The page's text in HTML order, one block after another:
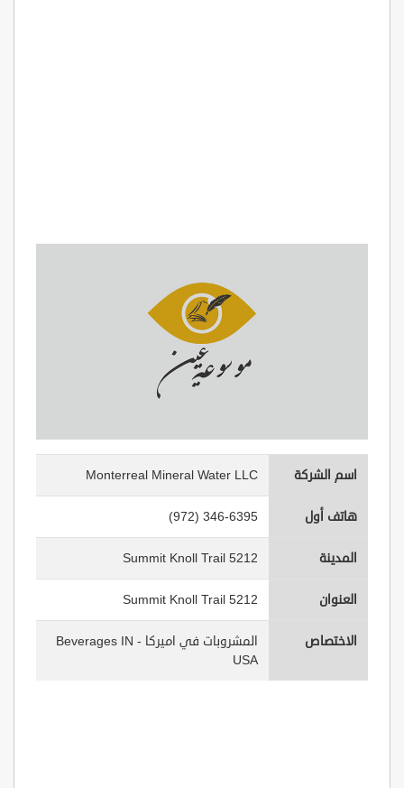
اسم الشركة Monterreal Mineral Water LLC
هاتف أول (972) 346-6395
المدينة 5212 Summit Knoll Trail
العنوان 5212 Summit Knoll Trail
الاختصاص
المشروبات في اميركا - Beverages IN
USA